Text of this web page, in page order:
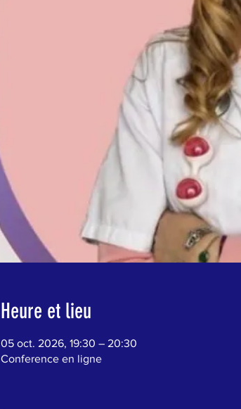
Heure et lieu
05 oct. 2026, 19:30 – 20:30
Conference en ligne